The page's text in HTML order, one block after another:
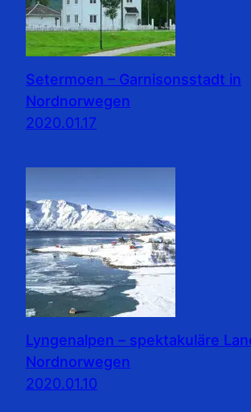
Setermoen – Garnisonsstadt in
Nordnorwegen
2020.01.17
Lyngenalpen – spektakuläre
Nordnorwegen
2020.01.10